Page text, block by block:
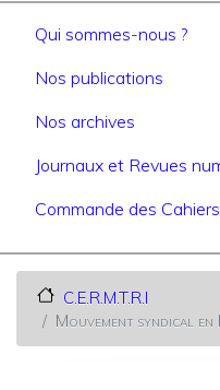
Navigation
Qui sommes-nous ?
Nos publications
Nos archives
Journaux et Revues
Commande des
C.E.R.M.T.R.I
Mouvement syndical